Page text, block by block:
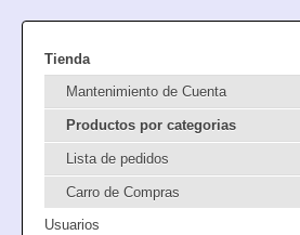
Tienda
Mantenimiento de Cuenta
Productos por categorias
Lista de pedidos
Carro de Compras
Usuarios